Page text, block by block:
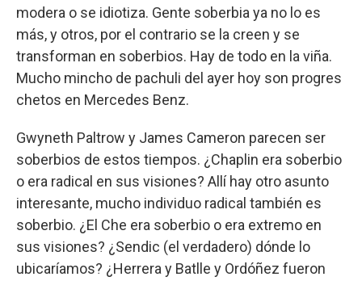
modera o se idiotiza. Gente soberbia ya no lo es
más, y otros, por el contrario se la creen y se
transforman en soberbios. Hay de todo en la viña.
Mucho mincho de pachuli del ayer hoy son progres
chetos en Mercedes Benz.
Gwyneth Paltrow y James Cameron parecen ser
soberbios de estos tiempos. ¿Chaplin era soberbio
o era radical en sus visiones? Allí hay otro asunto
interesante, mucho individuo radical también es
soberbio. ¿El Che era soberbio o era extremo en
sus visiones? ¿Sendic (el verdadero) dónde lo
ubicaríamos? ¿Herrera y Batlle y Ordóñez fueron